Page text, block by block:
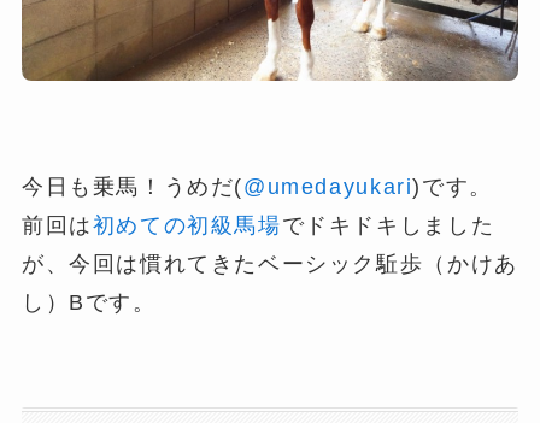
今日も乗馬！うめだ(@umedayukari)です。
前回は初めての初級馬場でドキドキしました
が、今回は慣れてきたベーシック駈歩（かけあ
し）Bです。